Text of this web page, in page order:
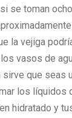
se toman
la vejiga
vasos de
que seas
los líquidos
hidratado y